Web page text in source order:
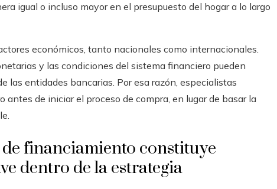
igual o incluso mayor en el presupuesto del hogar a lo largo
económicos, tanto nacionales como internacionales.
y las condiciones del sistema financiero pueden
las entidades bancarias. Por esa razón, especialistas
de iniciar el proceso de compra, en lugar de basar la
financiamiento constituye
dentro de la estrategia